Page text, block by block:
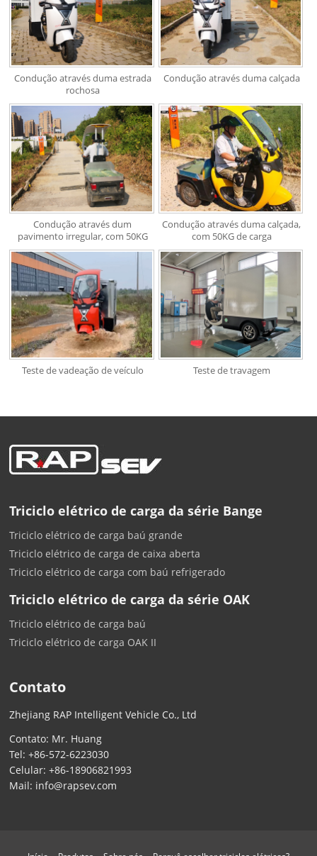
Condução através duma estrada
rochosa
Condução através duma calçada
Condução através dum
pavimento irregular, com 50KG
Condução através duma calçada,
com 50KG de carga
Teste de vadeação de veículo Teste de travagem
Triciclo elétrico de carga da série Bange
Triciclo elétrico de carga baú grande
Triciclo elétrico de carga de caixa aberta
Triciclo elétrico de carga com baú refrigerado
Triciclo elétrico de carga da série OAK
Triciclo elétrico de carga baú
Triciclo elétrico de carga OAK II
Contato
Zhejiang RAP Intelligent Vehicle Co., Ltd
Contato: Mr. Huang
Tel:+86-572-6223030
Celular:+86-18906821993
Mail: info@rapsev.com